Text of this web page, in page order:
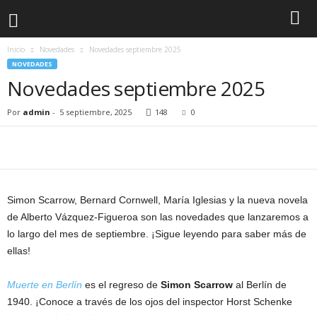
Inicio Novedades Novedades septiembre 2025
NOVEDADES
Novedades septiembre 2025
Por admin - 5 septiembre, 2025 148 0
Simon Scarrow, Bernard Cornwell, María Iglesias y la nueva novela
de Alberto Vázquez-Figueroa son las novedades que lanzaremos a
lo largo del mes de septiembre. ¡Sigue leyendo para saber más de
ellas!
Muerte en Berlín es el regreso de Simon Scarrow al Berlín de
1940. ¡Conoce a través de los ojos del inspector Horst Schenke